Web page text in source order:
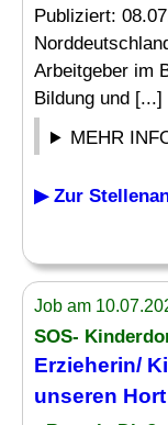
Publiziert:
Arbeitgeber im
Bildung und [...]
MEHR
▶ Zur
Job am
SOS-
Erzieherin/
unseren Hort